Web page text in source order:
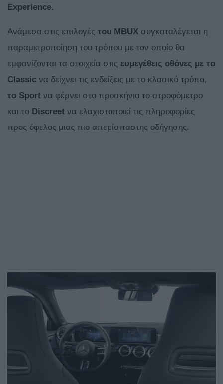
Experience.
Ανάμεσα στις επιλογές του MBUX συγκαταλέγεται η
παραμετροποίηση του τρόπου με τον οποίο θα
εμφανίζονται τα στοιχεία στις ευμεγέθεις οθόνες με το
Classic να δείχνει τις ενδείξεις με το κλασικό τρόπο,
το Sport να φέρνει στο προσκήνιο το στροφόμετρο
και το Discreet να ελαχιστοποιεί τις πληροφορίες
προς όφελος μιας πιο απερίσπαστης οδήγησης.